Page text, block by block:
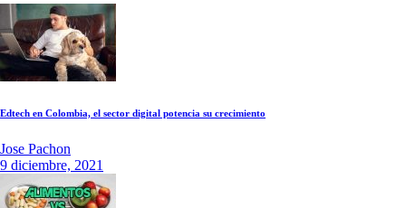
Edtech en Colombia, el sector digital potencia su crecimiento
Jose Pachon
9 diciembre, 2021